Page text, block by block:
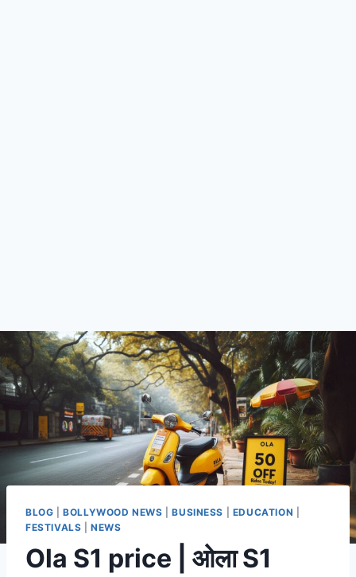
BLOG |BOLLYWOOD NEWS |BUSINESS EDUCATION
FESTIVALS |NEWS
Ola S1 price | ओला S1